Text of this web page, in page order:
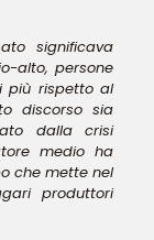
significava
alto, persone
più rispetto al
discorso sia
dalla crisi
medio ha
che mette nel
produttori